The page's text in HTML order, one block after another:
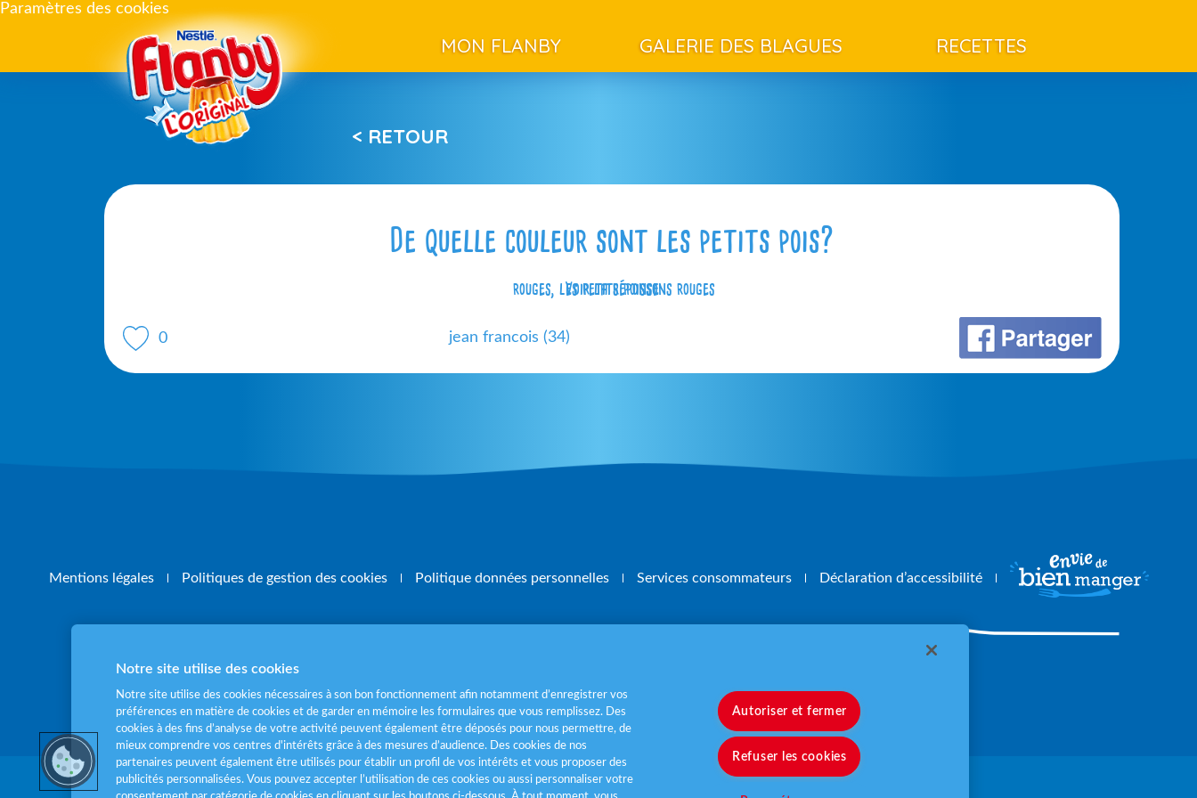
Paramètres des cookies
MON FLANBY GALERIE DES BLAGUES RECETTES
< RETOUR
De quelle couleur sont les petits pois?
Voir la réponse
rouges, les petits poissons rouges
0 jean francois (34)
Mentions légales Politiques de gestion des cookies Politique données personnelles Services consommateurs Déclaration d’accessibilité
Pour votre santé, mangez 5 fruits et légumes par jourwww.mangerbouger.fr
Notre site utilise des cookies
Notre site utilise des cookies nécessaires à son bon fonctionnement afin notamment d’enregistrer vos
préférences en matière de cookies et de garder en mémoire les formulaires que vous remplissez. Des
cookies à des fins d’analyse de votre activité peuvent également être déposés pour nous permettre, de
mieux comprendre vos centres d'intérêts grâce à des mesures d’audience. Des cookies de nos
partenaires peuvent également être utilisés pour établir un profil de vos intérêts et vous proposer des
publicités personnalisées. Vous pouvez accepter l’utilisation de ces cookies ou aussi personnaliser votre
Autoriser et fermer
Refuser les cookies